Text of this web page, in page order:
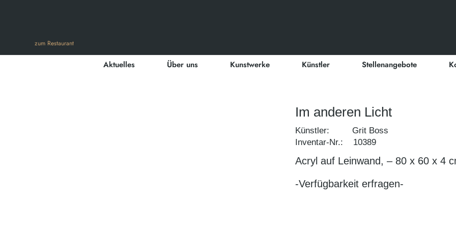
zum Restaurant
Aktuelles Über uns Kunstwerke Künstler Stellenangebote
Im anderen Licht
Künstler: Grit Boss
Inventar-Nr.: 10389
Acryl auf Leinwand, – 80 x 60 x 4
-Verfügbarkeit erfragen-